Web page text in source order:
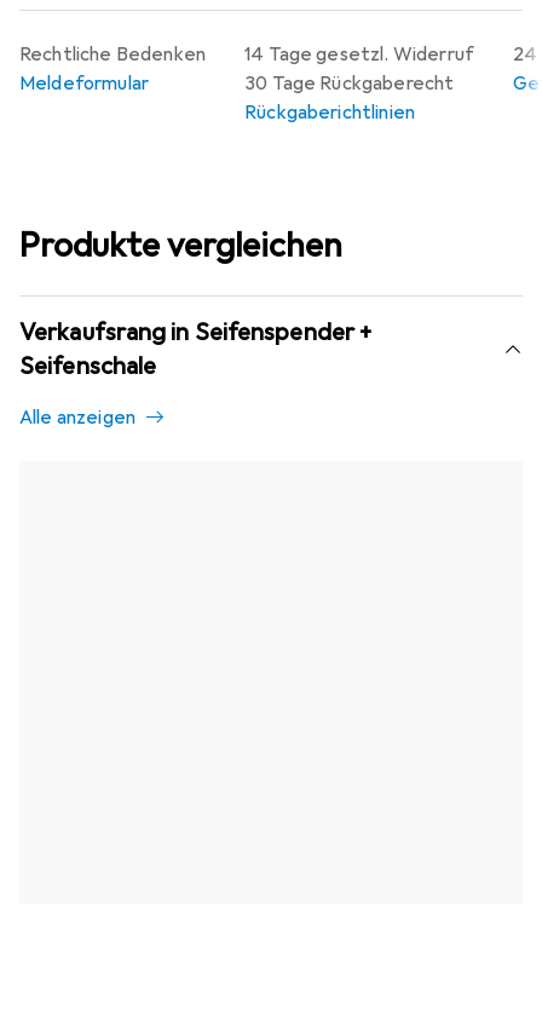
14 Tage gesetzl. Widerruf
30 Tage Rückgaberecht
Rückgaberichtlinien
24
Rechtliche Bedenken
Meldeformular
Produkte vergleichen
Verkaufsrang in Seifenspender +
Seifenschale
Alle anzeigen